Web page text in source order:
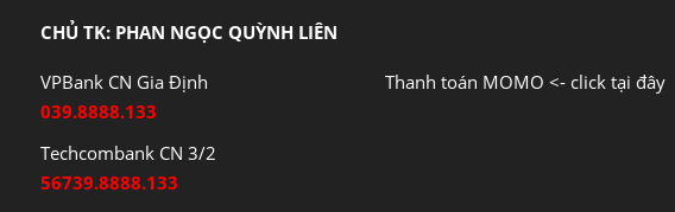
CHỦ TK: PHAN NGỌC QUỲNH LIÊN
VPBank CN Gia Định
039.8888.133
Techcombank CN 3/2
56739.8888.133
Thanh toán MOMO <- click tại đây